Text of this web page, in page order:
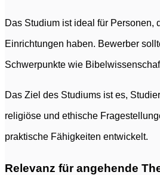
Das Studium ist ideal für
Einrichtungen haben. Bewerber
Schwerpunkte wie
Das Ziel des Studiums ist es,
religiöse und ethische
praktische Fähigkeiten entwickelt.
Relevanz für angehende